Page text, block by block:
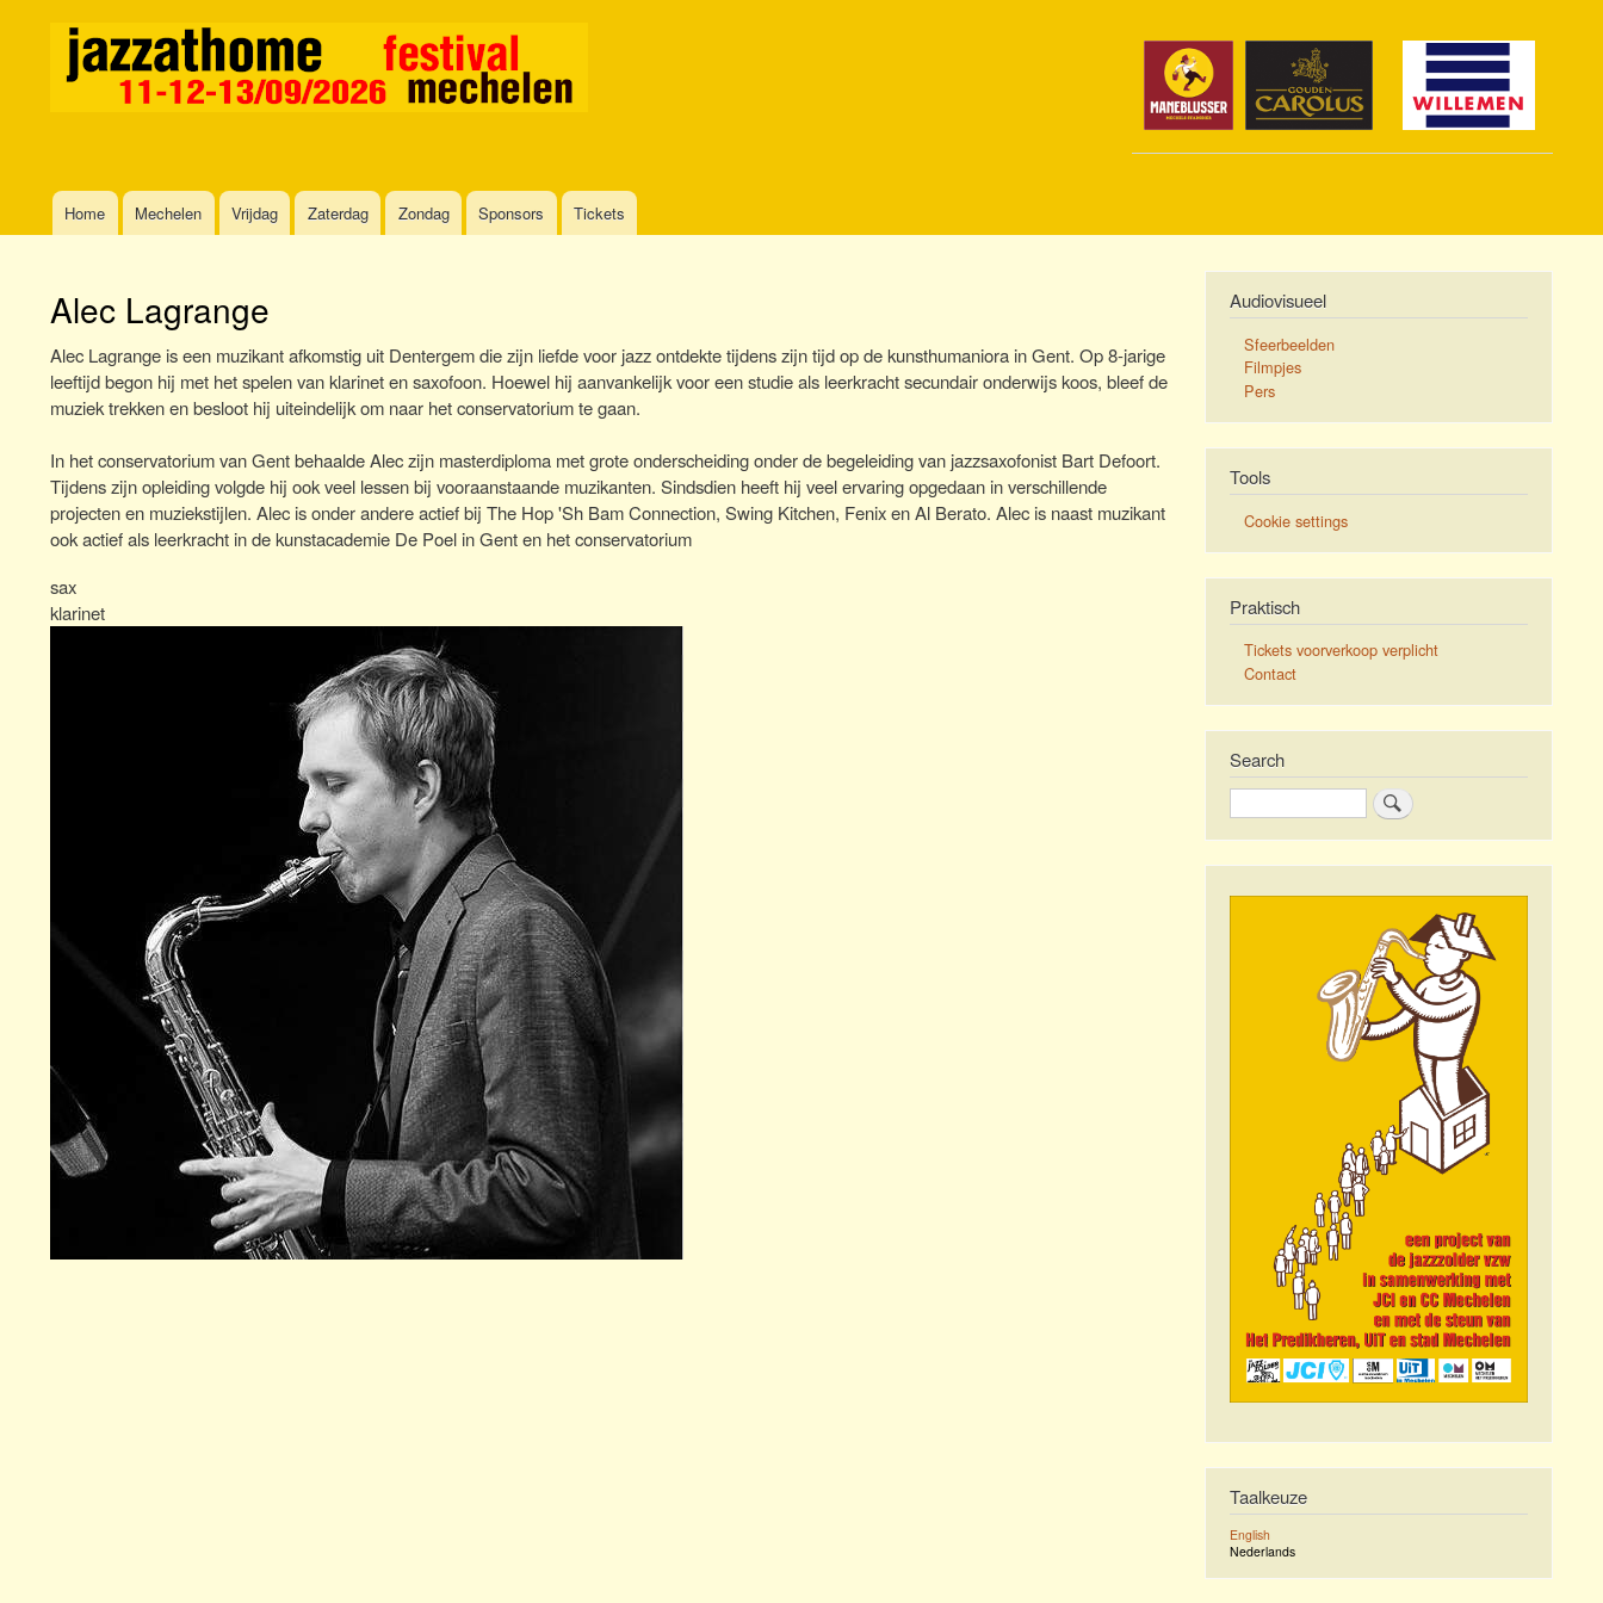
MainHome Mechelen Vrijdag Zaterdag Zondag Sponsors Tickets
Alec Lagrange
Alec Lagrange is een muzikant afkomstig uit Dentergem die zijn liefde voor jazz ontdekte tijdens zijn tijd op de kunsthumaniora in Gent. Op 8-jarige
leeftijd begon hij met het spelen van klarinet en saxofoon. Hoewel hij aanvankelijk voor een studie als leerkracht secundair onderwijs koos, bleef de
muziek trekken en besloot hij uiteindelijk om naar het conservatorium te gaan.
In het conservatorium van Gent behaalde Alec zijn masterdiploma met grote onderscheiding onder de begeleiding van jazzsaxofonist Bart Defoort.
Tijdens zijn opleiding volgde hij ook veel lessen bij vooraanstaande muzikanten. Sindsdien heeft hij veel ervaring opgedaan in verschillende
projecten en muziekstijlen. Alec is onder andere actief bij The Hop 'Sh Bam Connection, Swing Kitchen, Fenix en Al Berato. Alec is naast muzikant
ook actief als leerkracht in de kunstacademie De Poel in Gent en het conservatorium
sax
klarinet
Audiovisueel
Sfeerbeelden
Filmpjes
Pers
Tools
Cookie settings
Praktisch
Tickets voorverkoop verplicht
Contact
Search
Zoeken
Taalkeuze
English
Nederlands